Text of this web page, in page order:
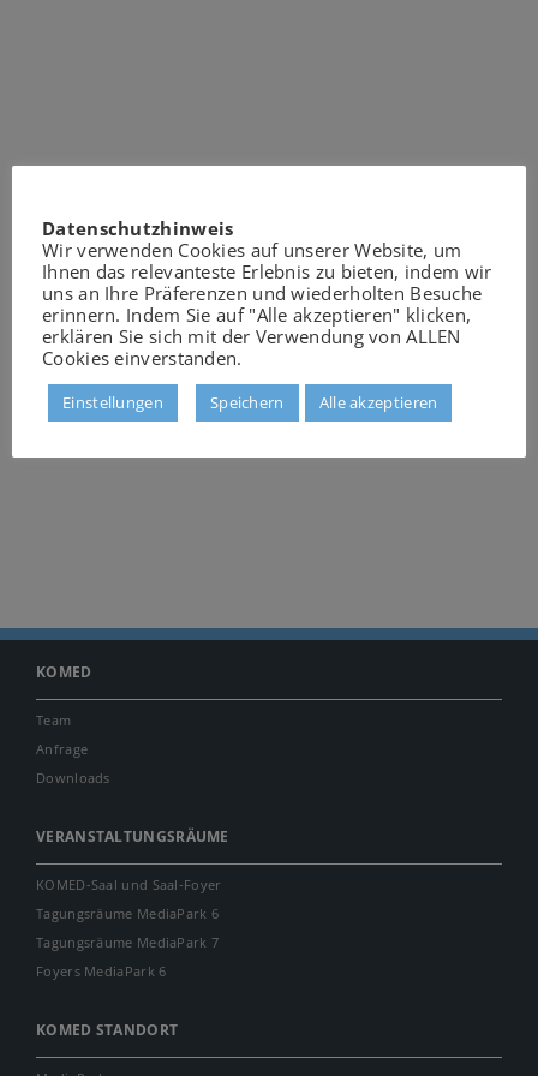
KOMED
Team
Anfrage
Downloads
VERANSTALTUNGSRÄUME
KOMED-Saal und Saal-Foyer
Tagungsräume MediaPark 6
Tagungsräume MediaPark 7
Foyers MediaPark 6
KOMED STANDORT
Datenschutzhinweis
Wir verwenden Cookies auf unserer Website, um
Ihnen das relevanteste Erlebnis zu bieten, indem wir
uns an Ihre Präferenzen und wiederholten Besuche
erinnern. Indem Sie auf "Alle akzeptieren" klicken,
erklären Sie sich mit der Verwendung von ALLEN
Cookies einverstanden.
Einstellungen Speichern Alle akzeptieren